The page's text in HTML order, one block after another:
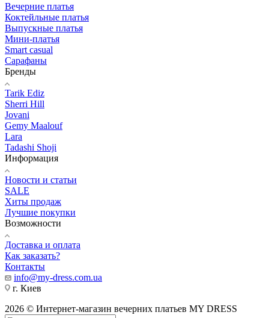
Вечерние платья
Коктейльные платья
Выпускные платья
Мини-платья
Smart casual
Сарафаны
Бренды
Tarik Ediz
Sherri Hill
Jovani
Gemy Maalouf
Lara
Tadashi Shoji
Информация
Новости и статьи
SALE
Хиты продаж
Лучшие покупки
Возможности
Доставка и оплата
Как заказать?
Контакты
info@my-dress.com.ua
г. Киев
2026 © Интернет-магазин вечерних платьев MY DRESS